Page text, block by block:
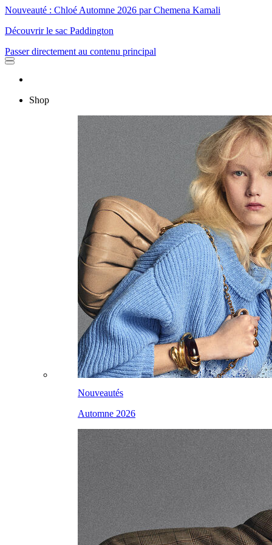
Nouveauté : Chloé Automne 2026 par Chemena Kamali
Découvrir le sac Paddington
Passer directement au contenu principal
Shop
Nouveautés
Automne 2026